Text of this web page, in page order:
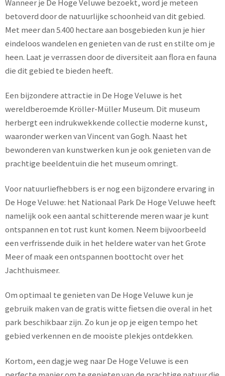
betoverd door de natuurlijke schoonheid van dit gebied.
Met meer dan 5.400 hectare aan bosgebieden kun je hier
eindeloos wandelen en genieten van de rust en stilte om je
heen. Laat je verrassen door de diversiteit aan flora en fauna
die dit gebied te bieden heeft.
Een bijzondere attractie in De Hoge Veluwe is het
wereldberoemde Kröller-Müller Museum. Dit museum
herbergt een indrukwekkende collectie moderne kunst,
waaronder werken van Vincent van Gogh. Naast het
bewonderen van kunstwerken kun je ook genieten van de
prachtige beeldentuin die het museum omringt.
Voor natuurliefhebbers is er nog een bijzondere ervaring in
De Hoge Veluwe: het Nationaal Park De Hoge Veluwe heeft
namelijk ook een aantal schitterende meren waar je kunt
ontspannen en tot rust kunt komen. Neem bijvoorbeeld
een verfrissende duik in het heldere water van het Grote
Meer of maak een ontspannen boottocht over het
Jachthuismeer.
Om optimaal te genieten van De Hoge Veluwe kun je
gebruik maken van de gratis witte fietsen die overal in het
park beschikbaar zijn. Zo kun je op je eigen tempo het
gebied verkennen en de mooiste plekjes ontdekken.
Kortom, een dagje weg naar De Hoge Veluwe is een